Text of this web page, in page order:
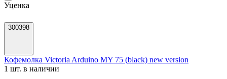
Уценка
300398
Кофемолка Victoria Arduino MY 75 (black) new version
1 шт. в наличии